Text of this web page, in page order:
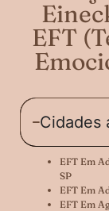
EFT
Cidades
EFT Em
SP
EFT Em
EFT Em